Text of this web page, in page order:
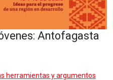
Antofagasta
herramientas y argumentos